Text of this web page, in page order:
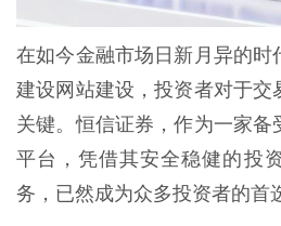
在如今金融市场日新月异的时
建设网站建设，投资者对于交
关键。恒信证券，作为一家备
平台，凭借其安全稳健的投
务，已然成为众多投资者的首